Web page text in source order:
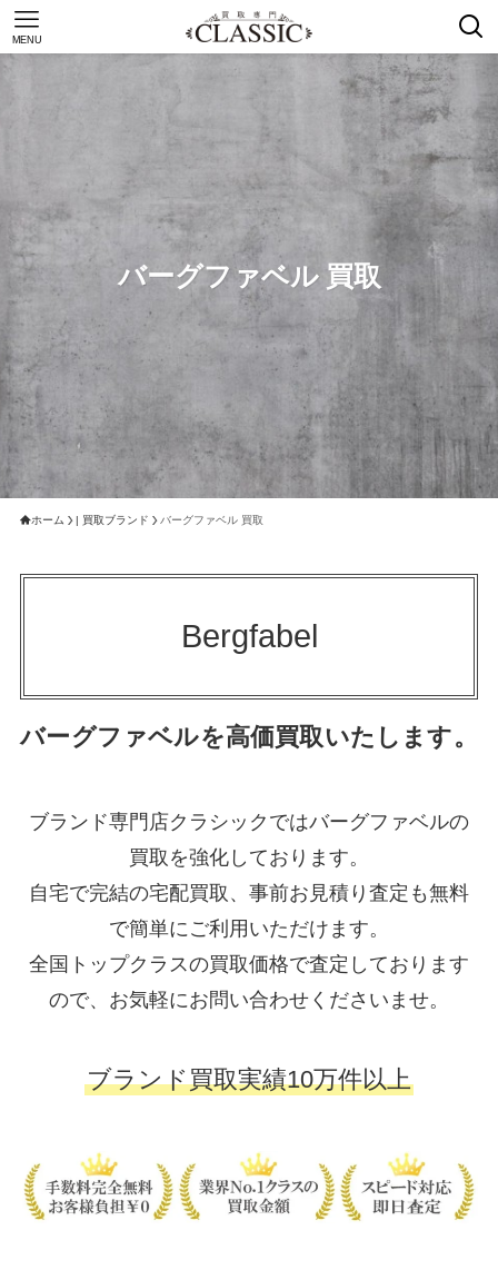
MENU
バーグファベル 買取
ホーム | 買取ブランド バーグファベル 買取
Bergfabel
バーグファベルを高価買取いたします。
ブランド専門店クラシックではバーグファベルの
買取を強化しております。
自宅で完結の宅配買取、事前お見積り査定も無料
で簡単にご利用いただけます。
全国トップクラスの買取価格で査定しております
ので、お気軽にお問い合わせくださいませ。
ブランド買取実績10万件以上